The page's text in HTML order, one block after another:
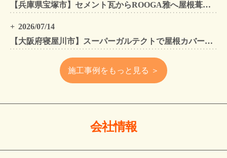
【兵庫県宝塚市】セメント瓦からROOGA雅へ屋根葺き替え モダングレーで軽量化・外壁塗装も同時施工
2026/07/14
【大阪府寝屋川市】スーパーガルテクトで屋根カバー工法・外壁塗装・雨樋工事｜住まいをトータルリフォームした施工事例
施工事例をもっと見る ＞
会社情報